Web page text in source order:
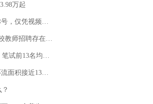
万起
？中国烹饪协会回应
启动问责程序 副校长被停职
停招聘，成立调查组全面核查
13个浙江那么大